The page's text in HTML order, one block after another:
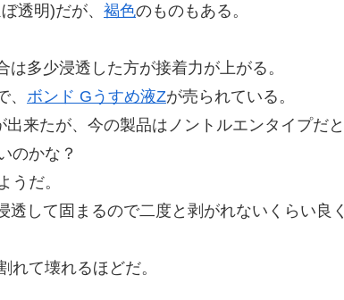
透明)だが、 褐色のものもある。
多少浸透した方が接着力が上がる。
ボンド Gうすめ液Zが売られている。
来たが、今の製品はノントルエンタイプだと
のかな？
うだ。
して固まるので二度と剥がれないくらい良く
れて壊れるほどだ。